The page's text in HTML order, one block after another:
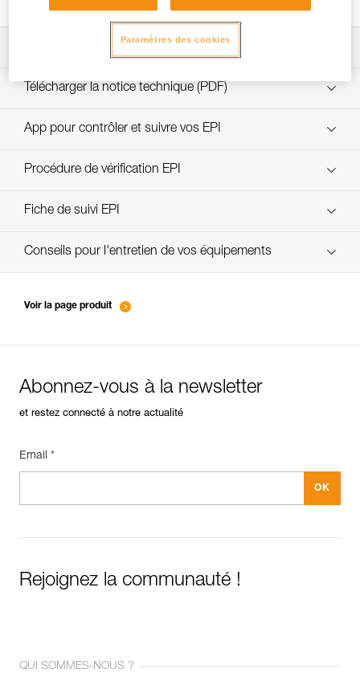
Demande de personnalisation
custom_cordes_ope_FR
Télécharger la notice technique (PDF)
Technical Notice
App pour contrôler et suivre vos EPI
découvrez ePPEcentre
Procédure de vérification EPI
verif-EPI-cordes-procedure-FR
Fiche de suivi EPI
verif-EPI-cordes-suivi- FR
Conseils pour l'entretien de vos équipements
Voir la page produit
Abonnez-vous à la newsletter
et restez connecté à notre actualité
Email *
Rejoignez la communauté !
QUI SOMMES-NOUS ?
Paramètres des cookies